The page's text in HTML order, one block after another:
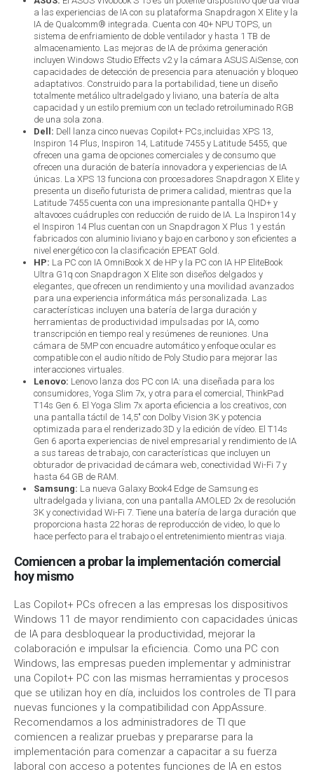
a las experiencias de IA con su plataforma Snapdragon X Elite y la
IA de Qualcomm® integrada. Cuenta con 40+ NPU TOPS, un
sistema de enfriamiento de doble ventilador y hasta 1 TB de
almacenamiento. Las mejoras de IA de próxima generación
incluyen Windows Studio Effects v2 y la cámara ASUS AiSense, con
capacidades de detección de presencia para atenuación y bloqueo
adaptativos. Construido para la portabilidad, tiene un diseño
totalmente metálico ultradelgado y liviano, una batería de alta
capacidad y un estilo premium con un teclado retroiluminado RGB
de una sola zona.
Dell: Dell lanza cinco nuevas Copilot+ PCs,incluidas XPS 13,
Inspiron 14 Plus, Inspiron 14, Latitude 7455 y Latitude 5455, que
ofrecen una gama de opciones comerciales y de consumo que
ofrecen una duración de batería innovadora y experiencias de IA
únicas. La XPS 13 funciona con procesadores Snapdragon X Elite y
presenta un diseño futurista de primera calidad, mientras que la
Latitude 7455 cuenta con una impresionante pantalla QHD+ y
altavoces cuádruples con reducción de ruido de IA. La Inspiron14 y
el Inspiron 14 Plus cuentan con un Snapdragon X Plus 1 y están
fabricados con aluminio liviano y bajo en carbono y son eficientes a
nivel energético con la clasificación EPEAT Gold.
HP: La PC con IA OmniBook X de HP y la PC con IA HP EliteBook
Ultra G1q con Snapdragon X Elite son diseños delgados y
elegantes, que ofrecen un rendimiento y una movilidad avanzados
para una experiencia informática más personalizada. Las
características incluyen una batería de larga duración y
herramientas de productividad impulsadas por IA, como
transcripción en tiempo real y resúmenes de reuniones. Una
cámara de 5MP con encuadre automático y enfoque ocular es
compatible con el audio nítido de Poly Studio para mejorar las
interacciones virtuales.
Lenovo: Lenovo lanza dos PC con IA: una diseñada para los
consumidores, Yoga Slim 7x, y otra para el comercial, ThinkPad
T14s Gen 6. El Yoga Slim 7x aporta eficiencia a los creativos, con
una pantalla táctil de 14,5″ con Dolby Vision 3K y potencia
optimizada para el renderizado 3D y la edición de vídeo. El T14s
Gen 6 aporta experiencias de nivel empresarial y rendimiento de IA
a sus tareas de trabajo, con características que incluyen un
obturador de privacidad de cámara web, conectividad Wi-Fi 7 y
hasta 64 GB de RAM.
Samsung: La nueva Galaxy Book4 Edge de Samsung es
ultradelgada y liviana, con una pantalla AMOLED 2x de resolución
3K y conectividad Wi-Fi 7. Tiene una batería de larga duración que
proporciona hasta 22 horas de reproducción de video, lo que lo
hace perfecto para el trabajo o el entretenimiento mientras viaja.
Comiencen a probar la implementación comercial
hoy mismo
Las Copilot+ PCs ofrecen a las empresas los dispositivos
Windows 11 de mayor rendimiento con capacidades únicas
de IA para desbloquear la productividad, mejorar la
colaboración e impulsar la eficiencia. Como una PC con
Windows, las empresas pueden implementar y administrar
una Copilot+ PC con las mismas herramientas y procesos
que se utilizan hoy en día, incluidos los controles de TI para
nuevas funciones y la compatibilidad con AppAssure.
Recomendamos a los administradores de TI que
comiencen a realizar pruebas y prepararse para la
implementación para comenzar a capacitar a su fuerza
laboral con acceso a potentes funciones de IA en estos